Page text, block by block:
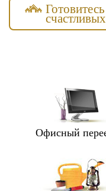
Офисный